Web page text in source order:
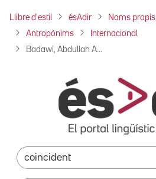
Llibre d'estil ésAdir Noms propis
Antropònims Internacional
Badawi, Abdullah A...